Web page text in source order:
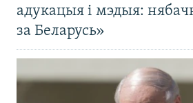
адукацыя і мэдыя:
за Беларусь»